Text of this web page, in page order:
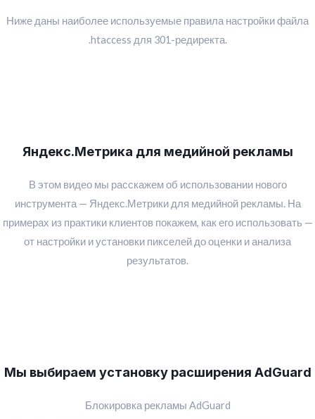
Ниже даны наиболее используемые правила настройки файла
.htaccess для 301-редиректа.
Яндекс.Метрика для медийной рекламы
В этом видео мы расскажем об использовании нового
инструмента — Яндекс.Метрики для медийной рекламы. На
примерах из практики клиентов покажем, как его использовать —
от настройки и установки пикселей до оценки и анализа
результатов.
Мы выбираем установку расширения AdGuard
Блокировка рекламы AdGuard